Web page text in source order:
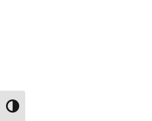
Toggle High Contrast